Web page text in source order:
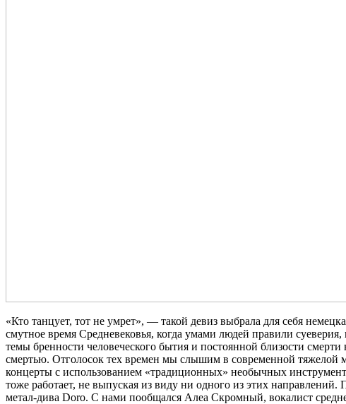
«Кто танцует, тот не умрет», — такой девиз выбрала для себя
смутное время Средневековья, когда умами людей правили
темы бренности человеческого бытия и постоянной близости
смертью. Отголосок тех времен мы слышим в современной тяжелой
концерты с использованием «традиционных» необычных
тоже работает, не выпуская из виду ни одного из этих
метал-дива Doro. С нами пообщался Алеа Скромный, вокалист